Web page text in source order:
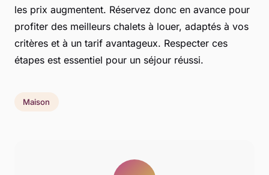
les prix augmentent. Réservez donc en avance pour
profiter des meilleurs chalets à louer, adaptés à vos
critères et à un tarif avantageux. Respecter ces
étapes est essentiel pour un séjour réussi.
Maison